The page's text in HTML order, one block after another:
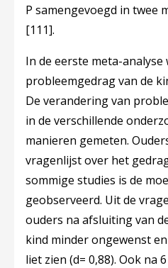
P samengevoegd in twee
[111].
In de eerste meta-
probleemgedrag van de
De verandering van
in de verschillende
manieren gemeten.
vragenlijst over het
sommige studies is de
geobserveerd. Uit de
ouders na afsluiting van
kind minder ongewenst
liet zien (d= 0,88). Ook na